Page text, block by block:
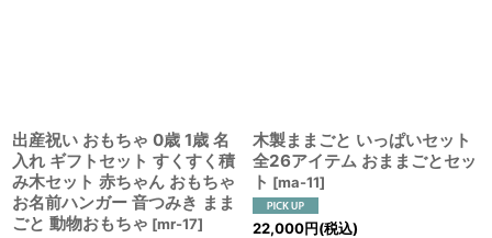
出産祝い おもちゃ 0歳 1歳 名
入れ ギフトセット すくすく積
み木セット 赤ちゃん おもちゃ
お名前ハンガー 音つみき まま
ごと 動物おもちゃ [mr-17]
木製ままごと いっぱいセット
全26アイテム おままごとセッ
ト [ma-11]
22,000円(税込)